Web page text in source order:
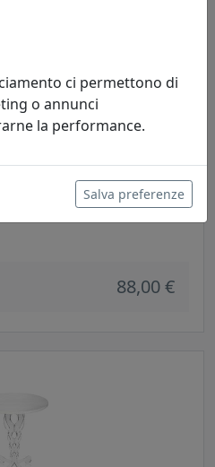
PIANO ROTONDO,
88,00 €
ci permettono di
o annunci
la performance.
Salva preferenze